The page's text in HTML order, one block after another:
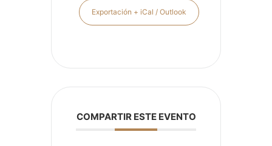
Exportación + iCal / Outlook
COMPARTIR ESTE EVENTO